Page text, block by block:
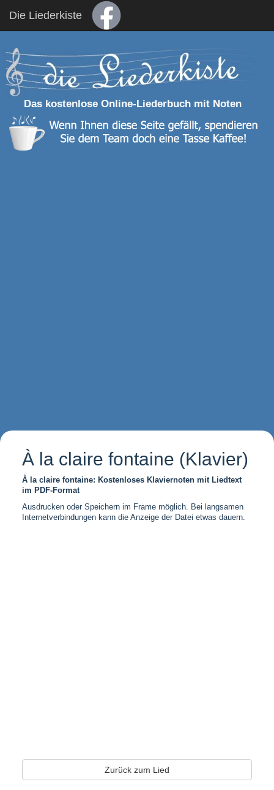
Die Liederkiste
Das kostenlose Online-Liederbuch mit Noten
À la claire fontaine (Klavier)
À la claire fontaine: Kostenloses Klaviernoten mit Liedtext
im PDF-Format
Ausdrucken oder Speichern im Frame möglich. Bei langsamen
Internetverbindungen kann die Anzeige der Datei etwas dauern.
Zurück zum Lied